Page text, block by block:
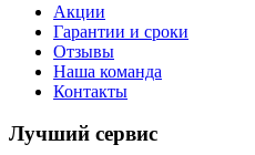
Акции
Гарантии и сроки
Отзывы
Наша команда
Контакты
Лучший сервис